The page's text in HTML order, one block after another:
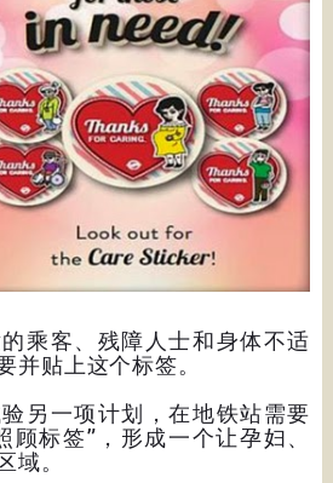
乘客、残障人士和身体不适
并贴上这个标签。
另一项计划，在地铁站需要
顾标签”，形成一个让孕妇、
域。